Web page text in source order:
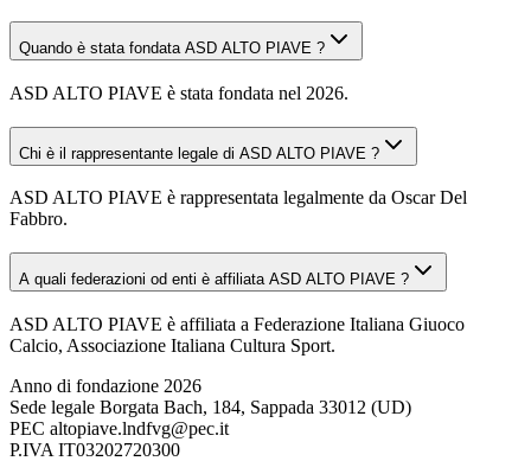
Quando è stata fondata ASD ALTO PIAVE ?
ASD ALTO PIAVE è stata fondata nel 2026.
Chi è il rappresentante legale di ASD ALTO PIAVE ?
ASD ALTO PIAVE è rappresentata legalmente da Oscar Del
Fabbro.
A quali federazioni od enti è affiliata ASD ALTO PIAVE ?
ASD ALTO PIAVE è affiliata a Federazione Italiana Giuoco
Calcio, Associazione Italiana Cultura Sport.
Anno di fondazione 2026
Sede legale Borgata Bach, 184, Sappada 33012 (UD)
PEC altopiave.lndfvg@pec.it
P.IVA IT03202720300